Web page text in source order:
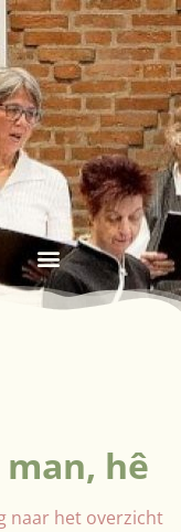
hê
naar het overzicht